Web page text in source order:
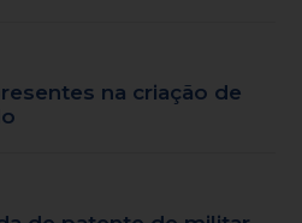
na criação de